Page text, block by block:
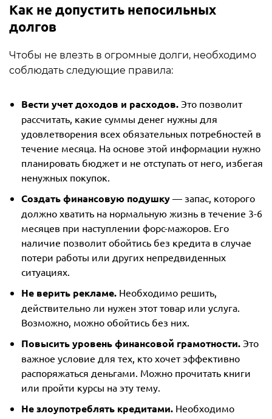
Как не допустить непосильных
долгов
Чтобы не влезть в огромные долги, необходимо
соблюдать следующие правила:
Вести учет доходов и расходов. Это позволит
рассчитать, какие суммы денег нужны для
удовлетворения всех обязательных потребностей в
течение месяца. На основе этой информации нужно
планировать бюджет и не отступать от него, избегая
ненужных покупок.
Создать финансовую подушку — запас, которого
должно хватить на нормальную жизнь в течение 3-6
месяцев при наступлении форс-мажоров. Его
наличие позволит обойтись без кредита в случае
потери работы или других непредвиденных
ситуациях.
Не верить рекламе. Необходимо решить,
действительно ли нужен этот товар или услуга.
Возможно, можно обойтись без них.
Повысить уровень финансовой грамотности. Это
важное условие для тех, кто хочет эффективно
распоряжаться деньгами. Можно прочитать книги
или пройти курсы на эту тему.
Не злоупотреблять кредитами. Необходимо